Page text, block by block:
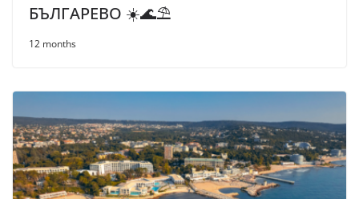
БЪЛГАРЕВО ☀️🌊⛱
12 months